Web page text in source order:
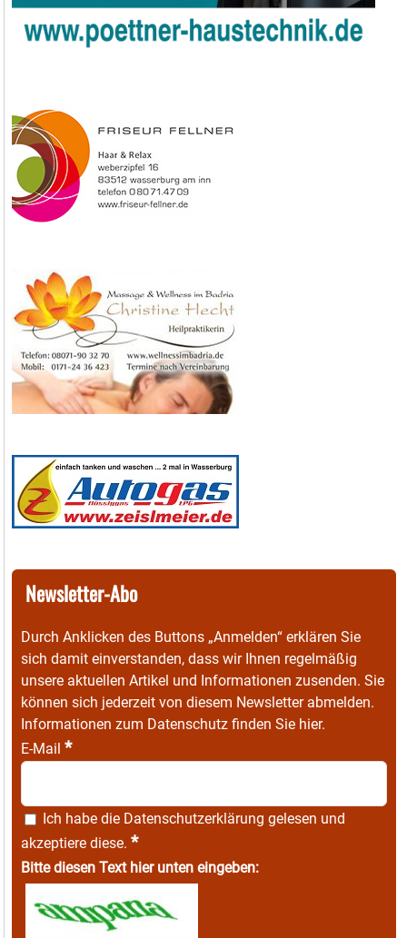
Newsletter-Abo
Durch Anklicken des Buttons „Anmelden“ erklären Sie
sich damit einverstanden, dass wir Ihnen regelmäßig
unsere aktuellen Artikel und Informationen zusenden. Sie
können sich jederzeit von diesem Newsletter abmelden.
Informationen zum Datenschutz finden Sie hier.
E-Mail *
Ich habe die Datenschutzerklärung gelesen und
akzeptiere diese. *
Bitte diesen Text hier unten eingeben: